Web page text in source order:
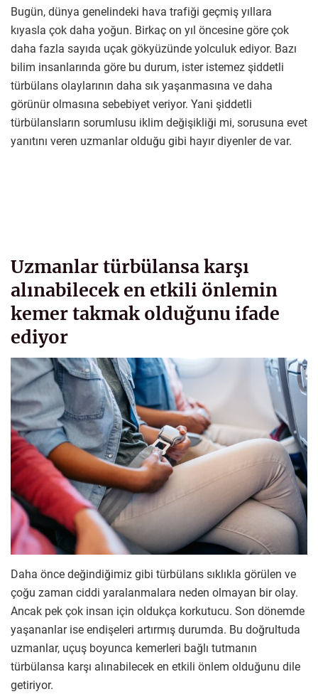
Bugün, dünya genelindeki hava trafiği geçmiş yıllara
kıyasla çok daha yoğun. Birkaç on yıl öncesine göre çok
daha fazla sayıda uçak gökyüzünde yolculuk ediyor. Bazı
bilim insanlarında göre bu durum, ister istemez şiddetli
türbülans olaylarının daha sık yaşanmasına ve daha
görünür olmasına sebebiyet veriyor. Yani şiddetli
türbülansların sorumlusu iklim değişikliği mi, sorusuna evet
yanıtını veren uzmanlar olduğu gibi hayır diyenler de var.
Uzmanlar türbülansa karşı
alınabilecek en etkili önlemin
kemer takmak olduğunu ifade
ediyor
Daha önce değindiğimiz gibi türbülans sıklıkla görülen ve
çoğu zaman ciddi yaralanmalara neden olmayan bir olay.
Ancak pek çok insan için oldukça korkutucu. Son dönemde
yaşananlar ise endişeleri artırmış durumda. Bu doğrultuda
uzmanlar, uçuş boyunca kemerleri bağlı tutmanın
türbülansa karşı alınabilecek en etkili önlem olduğunu dile
getiriyor.